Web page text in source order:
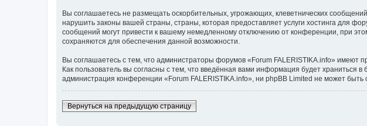
Вы соглашаетесь не размещать оскорбительных, угрожающих, клеветнических
нарушить законы вашей страны, страны, которая предоставляет услуги хостинга для
сообщений могут привести к вашему немедленному отключению от конференции, при
сохраняются для обеспечения данной возможности.
Вы соглашаетесь с тем, что администраторы форумов «Forum FALERISTIKA.info» имеют
Как пользователь вы согласны с тем, что введённая вами информация будет
администрация конференции «Forum FALERISTIKA.info», ни phpBB Limited не может быть
Вернуться на предыдущую страницу